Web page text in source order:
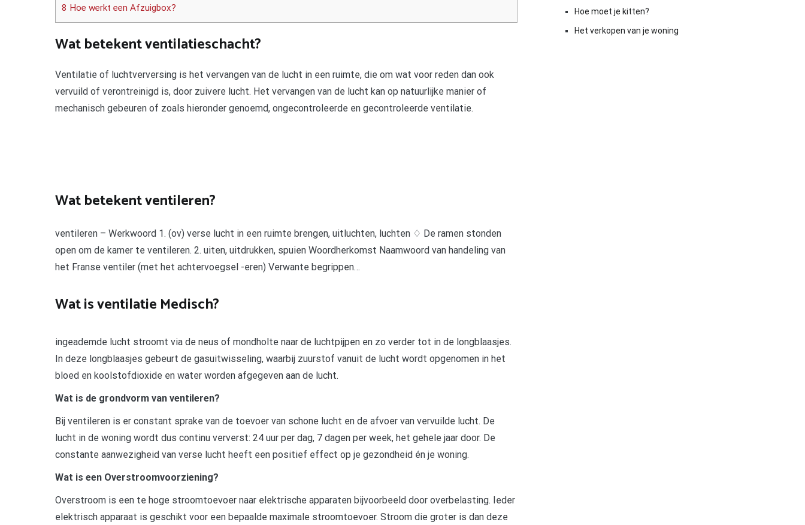
8 Hoe werkt een Afzuigbox?
Wat betekent ventilatieschacht?
Ventilatie of luchtverversing is het vervangen van de lucht in een ruimte, die om wat voor reden dan ook
vervuild of verontreinigd is, door zuivere lucht. Het vervangen van de lucht kan op natuurlijke manier of
mechanisch gebeuren of zoals hieronder genoemd, ongecontroleerde en gecontroleerde ventilatie.
Wat betekent ventileren?
ventileren – Werkwoord 1. (ov) verse lucht in een ruimte brengen, uitluchten, luchten ♢ De ramen stonden
open om de kamer te ventileren. 2. uiten, uitdrukken, spuien Woordherkomst Naamwoord van handeling van
het Franse ventiler (met het achtervoegsel -eren) Verwante begrippen…
Wat is ventilatie Medisch?
ingeademde lucht stroomt via de neus of mondholte naar de luchtpijpen en zo verder tot in de longblaasjes.
In deze longblaasjes gebeurt de gasuitwisseling, waarbij zuurstof vanuit de lucht wordt opgenomen in het
bloed en koolstofdioxide en water worden afgegeven aan de lucht.
Wat is de grondvorm van ventileren?
Bij ventileren is er constant sprake van de toevoer van schone lucht en de afvoer van vervuilde lucht. De
lucht in de woning wordt dus continu ververst: 24 uur per dag, 7 dagen per week, het gehele jaar door. De
constante aanwezigheid van verse lucht heeft een positief effect op je gezondheid én je woning.
Wat is een Overstroomvoorziening?
Overstroom is een te hoge stroomtoevoer naar elektrische apparaten bijvoorbeeld door overbelasting. Ieder
elektrisch apparaat is geschikt voor een bepaalde maximale stroomtoevoer. Stroom die groter is dan deze
Hoe moet je kitten?
Het verkopen van je woning